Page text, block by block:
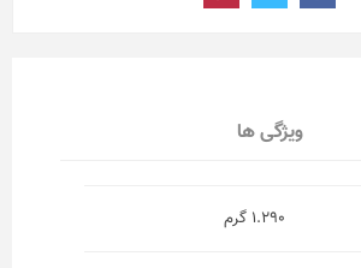
ویژگی ها
1.290 گرم